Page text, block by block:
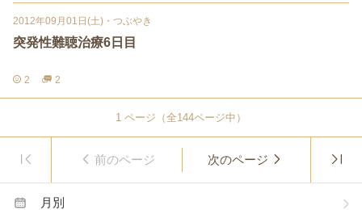
2012年09月01日(土) ・ つぶやき
突発性難聴治療6日目
2 2
1 ページ（全144ページ中）
前のページ 次のページ
月別